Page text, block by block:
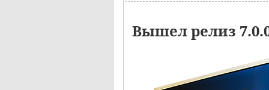
Вышел релиз